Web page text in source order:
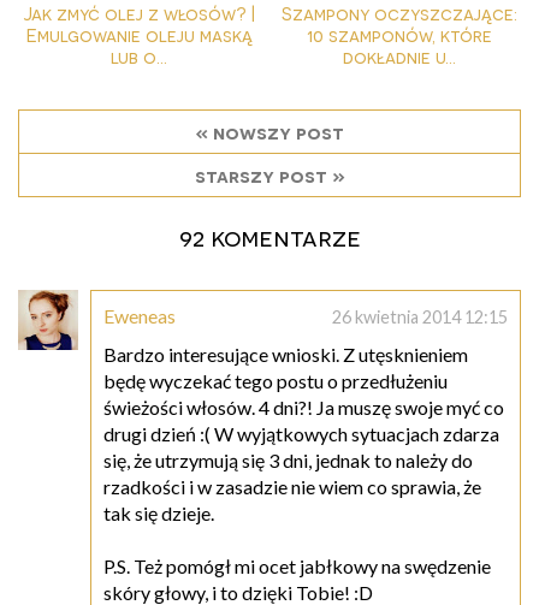
Jak zmyć olej z włosów? |
Emulgowanie oleju maską
lub o...
Szampony oczyszczające:
10 szamponów, które
dokładnie u...
« nowszy post
starszy post »
92 komentarze
Eweneas 26 kwietnia 2014 12:15
Bardzo interesujące wnioski. Z utęsknieniem
będę wyczekać tego postu o przedłużeniu
świeżości włosów. 4 dni?! Ja muszę swoje myć co
drugi dzień :( W wyjątkowych sytuacjach zdarza
się, że utrzymują się 3 dni, jednak to należy do
rzadkości i w zasadzie nie wiem co sprawia, że
tak się dzieje.
P.S. Też pomógł mi ocet jabłkowy na swędzenie
skóry głowy, i to dzięki Tobie! :D